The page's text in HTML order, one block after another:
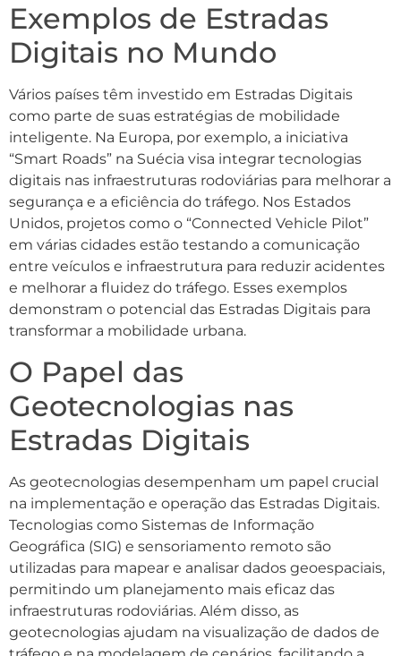
Exemplos de Estradas
Digitais no Mundo
Vários países têm investido em Estradas Digitais
como parte de suas estratégias de mobilidade
inteligente. Na Europa, por exemplo, a iniciativa
“Smart Roads” na Suécia visa integrar tecnologias
digitais nas infraestruturas rodoviárias para melhorar a
segurança e a eficiência do tráfego. Nos Estados
Unidos, projetos como o “Connected Vehicle Pilot”
em várias cidades estão testando a comunicação
entre veículos e infraestrutura para reduzir acidentes
e melhorar a fluidez do tráfego. Esses exemplos
demonstram o potencial das Estradas Digitais para
transformar a mobilidade urbana.
O Papel das
Geotecnologias nas
Estradas Digitais
As geotecnologias desempenham um papel crucial
na implementação e operação das Estradas Digitais.
Tecnologias como Sistemas de Informação
Geográfica (SIG) e sensoriamento remoto são
utilizadas para mapear e analisar dados geoespaciais,
permitindo um planejamento mais eficaz das
infraestruturas rodoviárias. Além disso, as
geotecnologias ajudam na visualização de dados de